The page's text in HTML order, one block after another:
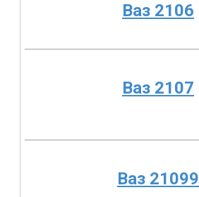
Ваз 2106
Ваз 2107
Ваз 21099